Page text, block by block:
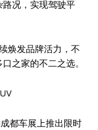
况，实现驾驶平
焕发品牌活力，不
之家的不二之选。
都车展上推出限时